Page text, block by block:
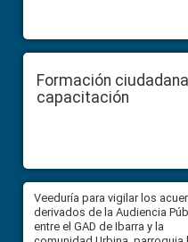
Formación
capacitación
Veeduría para vigilar los
derivados de la Audiencia
entre el GAD de Ibarra y la